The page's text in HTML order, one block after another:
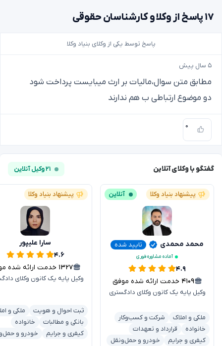
۱۷ پاسخ از وکلا و کارشناسان حقوقی
پاسخ توسط یکی از وکلای بنیاد وکلا
۵ سال پیش
مطابق متن سوال،مالیات بر ارث میبایست پرداخت شود
دو موضوع ارتباطی ب هم ندارند
۰
گفتگو با وکلای آنلاین ۲۱ وکیل آنلاین
پیشنهاد بنیاد وکلا آنلاین
محمد محمدی تایید شده
آماده مشاوره فوری
۴.۹
۴۱۰۹ خدمت ارائه شده موفق
وکیل پایه یک کانون وکلای دادگستری
ملکی و املاک
شرکت و کسب‌وکار
خانواده
قرارداد و تعهدات
کیفری و جرایم
خودرو و حمل‌ونقل
پیشنهاد بنیاد وکلا
سارا علیپور
۴.۶
۱۳۲۷ خدمت ارائه شده موفق
وکیل پایه یک کانون وکلای
ثبت احوال و هویت
ملکی و
بانکی و مطالبات
خانواده
کیفری و جرایم
خودرو و